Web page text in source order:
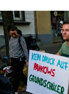
sport
berlin
nord
wahrheit